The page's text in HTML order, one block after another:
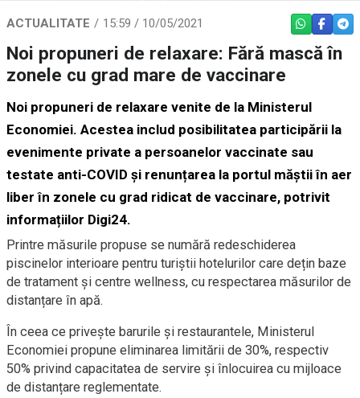
ACTUALITATE 15:59 / 10/05/2021 WHATSAPP
Noi propuneri de relaxare: Fără mască în
zonele cu grad mare de vaccinare
Noi propuneri de relaxare venite de la Ministerul
Economiei. Acestea includ posibilitatea participării la
evenimente private a persoanelor vaccinate sau
testate anti-COVID și renunțarea la portul măștii în aer
liber în zonele cu grad ridicat de vaccinare, potrivit
informațiilor Digi24.
Printre măsurile propuse se numără redeschiderea
piscinelor interioare pentru turiștii hotelurilor care dețin baze
de tratament și centre wellness, cu respectarea măsurilor de
distanțare în apă.
În ceea ce privește barurile și restaurantele, Ministerul
Economiei propune eliminarea limitării de 30%, respectiv
50% privind capacitatea de servire și înlocuirea cu mijloace
de distanțare reglementate.